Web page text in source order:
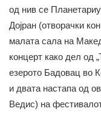
од нив се
Дојран (отворачки
малата сала на
концерт како дел од
езерото Бадовац во
и двата настапа од
Ведис) на